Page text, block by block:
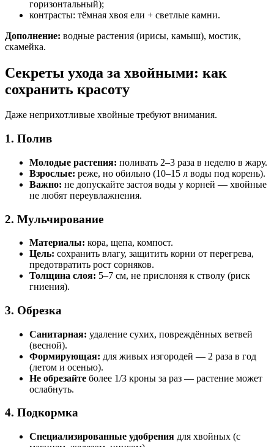
горизонтальный);
контрасты: тёмная хвоя ели + светлые камни.
Дополнение: водные растения (ирисы, камыш), мостик,
скамейка.
Секреты ухода за хвойными: как
сохранить красоту
Даже неприхотливые хвойные требуют внимания.
1. Полив
Молодые растения: поливать 2–3 раза в неделю в жару.
Взрослые: реже, но обильно (10–15 л воды под корень).
Важно: не допускайте застоя воды у корней — хвойные
не любят переувлажнения.
2. Мульчирование
Материалы: кора, щепа, компост.
Цель: сохранить влагу, защитить корни от перегрева,
предотвратить рост сорняков.
Толщина слоя: 5–7 см, не прислоняя к стволу (риск
гниения).
3. Обрезка
Санитарная: удаление сухих, повреждённых ветвей
(весной).
Формирующая: для живых изгородей — 2 раза в год
(летом и осенью).
Не обрезайте более 1/3 кроны за раз — растение может
ослабнуть.
4. Подкормка
Специализированные удобрения для хвойных (с